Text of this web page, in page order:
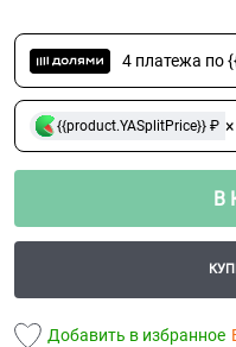
4 платежа по
{{product.YASplitPrice}} ₽
В
Добавить в избранное